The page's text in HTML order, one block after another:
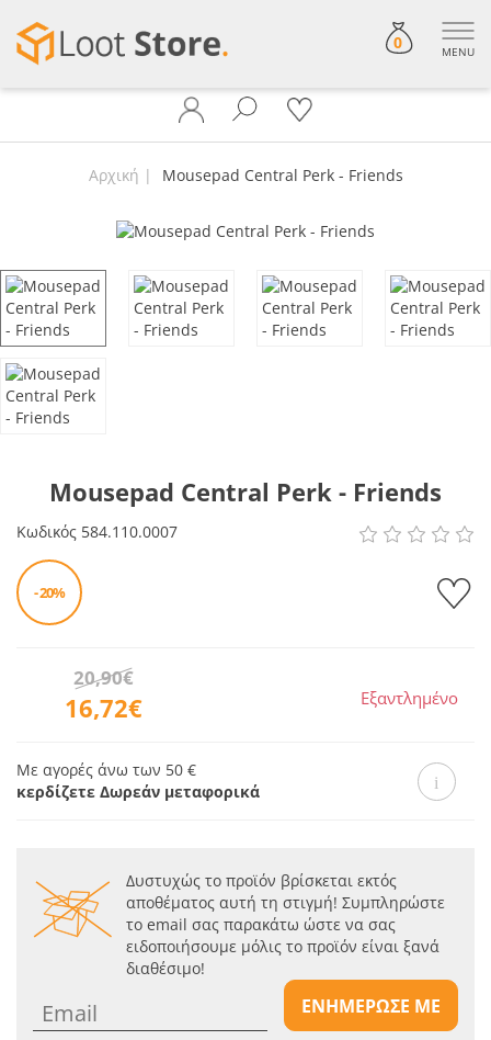
0 MENU
Αρχική Mousepad Central Perk - Friends
Mousepad Central Perk - Friends
Κωδικός 584.110.0007
- 20%
16,72€
20,90€
Εξαντλημένο
Με αγορές άνω των 50 €
κερδίζετε Δωρεάν μεταφορικά
Δυστυχώς το προϊόν βρίσκεται εκτός
αποθέματος αυτή τη στιγμή! Συμπληρώστε
το email σας παρακάτω ώστε να σας
ειδοποιήσουμε μόλις το προϊόν είναι ξανά
διαθέσιμο!
ΕΝΗΜΕΡΩΣΕ ΜΕ